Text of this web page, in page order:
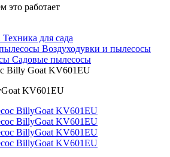
Техника для сада
Воздуходувки и пылесосы
Садовые пылесосы
Billy Goat KV601EU
KV601EU